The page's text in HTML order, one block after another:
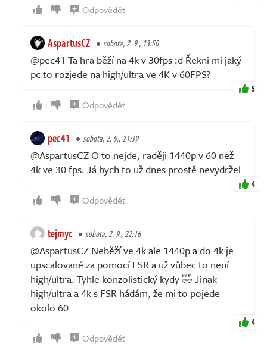
Odpovědět
AspartusCZ sobota, 2. 9., 13:50
@pec41 Ta hra běží na 4k v 30fps :d Řekni mi jaký
pc to rozjede na high/ultra ve 4K v 60FPS?
5
Odpovědět
pec41 sobota, 2. 9., 21:39
@AspartusCZ O to nejde, raději 1440p v 60 než
4k ve 30 fps. Já bych to už dnes prostě nevydržel
4
Odpovědět
tejmyc sobota, 2. 9., 22:16
@AspartusCZ Neběží ve 4k ale 1440p a do 4k je
upscalované za pomocí FSR a už vůbec to není
high/ultra. Tyhle konzolistický kydy 🤣 Jinak
high/ultra a 4k s FSR hádám, že mi to pojede
okolo 60
4
Odpovědět